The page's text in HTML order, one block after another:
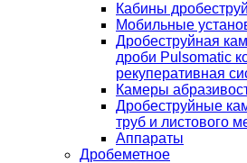
Кабины
Мобильные
Дробеструйная
дроби Pulsomatic
рекуперативная
Камеры
Дробеструйные
труб и листового
Аппараты
Дробеметное